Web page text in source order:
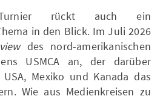
rückt auch ein
in den Blick. Im Juli 2026
des nord-amerikanischen
USMCA an, der darüber
Mexiko und Kanada das
Wie aus Medienkreisen zu